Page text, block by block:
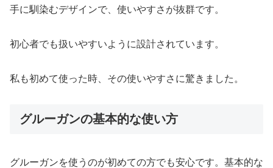
手に馴染むデザインで、使いやすさが抜群です。
初心者でも扱いやすいように設計されています。
私も初めて使った時、その使いやすさに驚きました。
グルーガンの基本的な使い方
グルーガンを使うのが初めての方でも安心です。基本的な